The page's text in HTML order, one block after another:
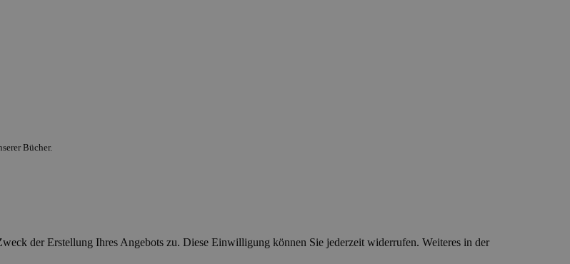
Bücher.
der Erstellung Ihres Angebots zu. Diese Einwilligung können Sie jederzeit widerrufen. Weiteres in der